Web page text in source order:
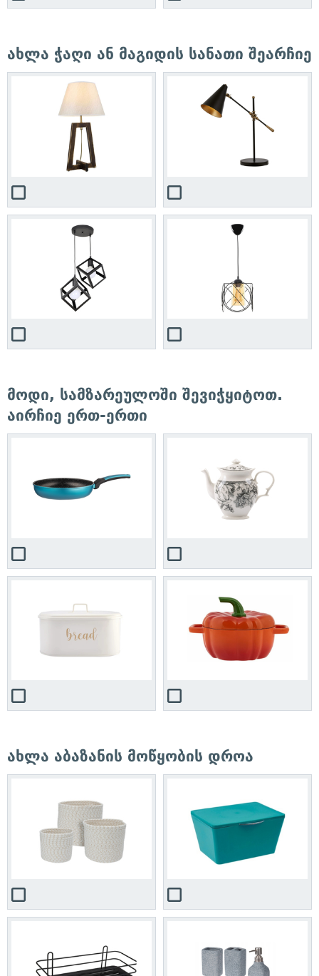
ახლა ჭაღი ან მაგიდის სანათი შეარჩიე
მოდი, სამზარეულოში შევიჭყიტოთ.
აირჩიე ერთ-ერთი
ახლა აბაზანის მოწყობის დროა